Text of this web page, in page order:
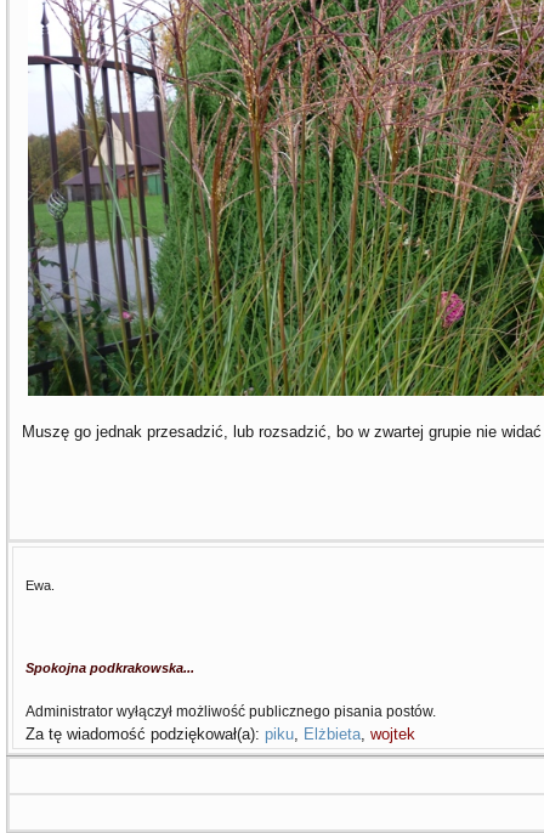
Muszę go jednak przesadzić, lub rozsadzić, bo w zwartej grupie nie
Ewa.
Spokojna podkrakowska...
Administrator wyłączył możliwość publicznego pisania postów.
Za tę wiadomość podziękował(a): piku Elżbieta wojtek